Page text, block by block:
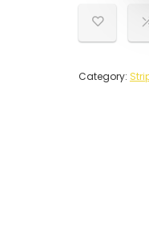
Category: